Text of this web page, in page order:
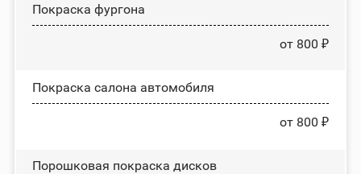
Покраска фургона
от 800 ₽
Покраска салона автомобиля
от 800 ₽
Порошковая покраска дисков